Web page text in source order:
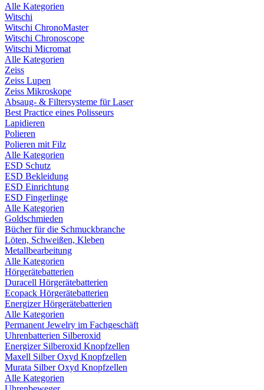
Alle Kategorien
Witschi
Witschi ChronoMaster
Witschi Chronoscope
Witschi Micromat
Alle Kategorien
Zeiss
Zeiss Lupen
Zeiss Mikroskope
Absaug- & Filtersysteme für Laser
Best Practice eines Polisseurs
Lapidieren
Polieren
Polieren mit Filz
Alle Kategorien
ESD Schutz
ESD Bekleidung
ESD Einrichtung
ESD Fingerlinge
Alle Kategorien
Goldschmieden
Bücher für die Schmuckbranche
Löten, Schweißen, Kleben
Metallbearbeitung
Alle Kategorien
Hörgerätebatterien
Duracell Hörgerätebatterien
Ecopack Hörgerätebatterien
Energizer Hörgerätebatterien
Alle Kategorien
Permanent Jewelry im Fachgeschäft
Uhrenbatterien Silberoxid
Energizer Silberoxid Knopfzellen
Maxell Silber Oxyd Knopfzellen
Murata Silber Oxyd Knopfzellen
Alle Kategorien